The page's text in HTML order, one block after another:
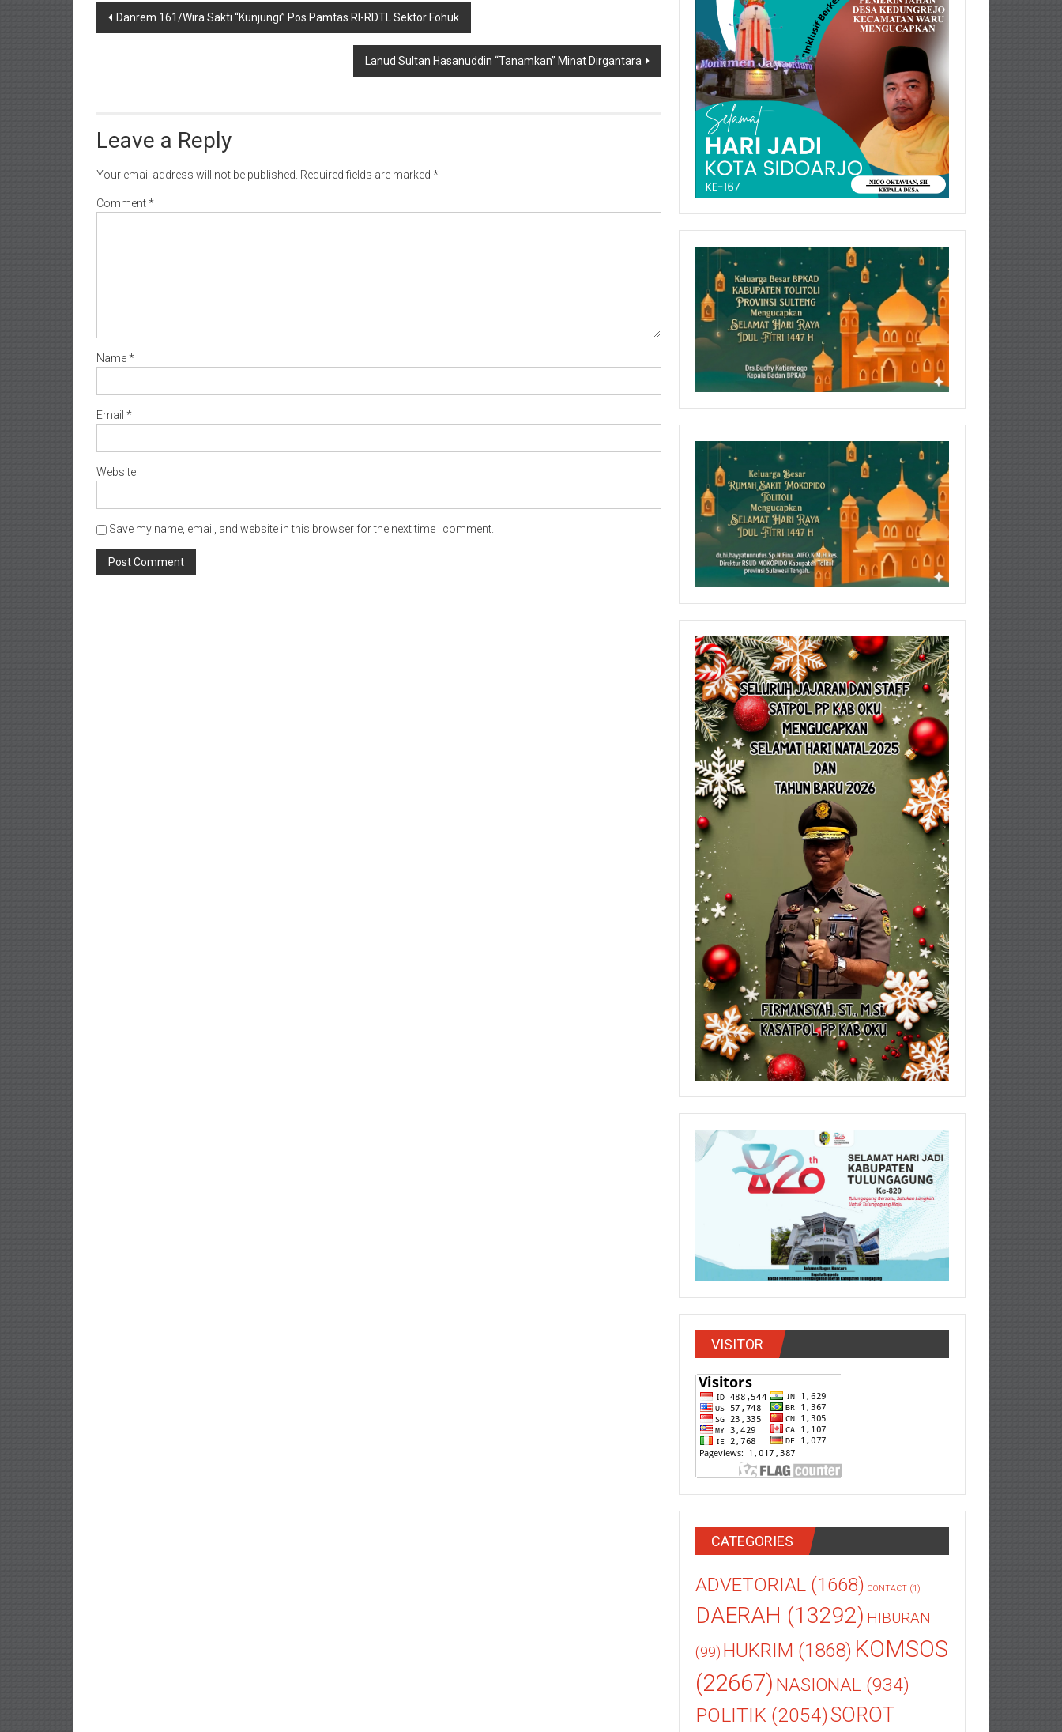
Post
Danrem 161/Wira Sakti “Kunjungi” Pos Pamtas RI-RDTL Sektor Fohuk
Lanud Sultan Hasanuddin “Tanamkan” Minat Dirgantara
Leave a Reply
Your email address will not be published. Required fields are marked *
Comment*
Name*
Email *
Website
Save my name, email, and website in this browser for the next time I comment.
VISITOR
CATEGORIES
ADVETORIAL (1668) CONTACT (1)
DAERAH (13292) HIBURAN
(99) HUKRIM (1868) KOMSOS
(22667) NASIONAL (934)
POLITIK (2054)SOROT